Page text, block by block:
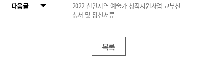
다음글
2022 신인지역 예술가 창작지원사업 교부신
청서 및 정산서류
목록